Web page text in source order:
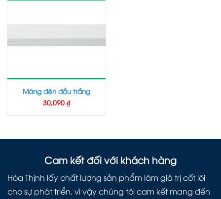
Máng đèn đầu trắng
30,090 ₫
Cam kết đối với khách hàng
Hòa Thịnh lấy chất lượng sản phẩm làm giá trị cốt lõi
cho sự phát triển, vì vậy chúng tôi cam kết mang đến